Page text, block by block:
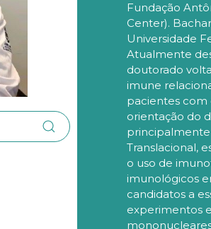
Fundação
Center).
Universidade
Atualmente
doutorado
imune
pacientes com
orientação do
Translacional,
o uso de
imunológicos
candidatos a
experimentos